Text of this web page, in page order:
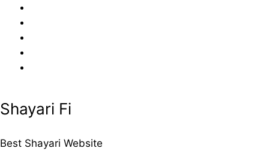
content
Shayari Fi
Best Shayari Website